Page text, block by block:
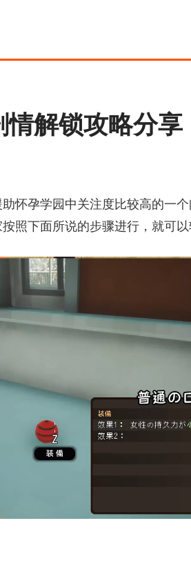
情解锁攻略分享
怀孕学园中关注度比较高的一
照下面所说的步骤进行，就可以